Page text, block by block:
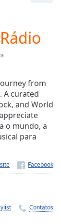
from
A curated
and World
o mundo, a
para
Contatos